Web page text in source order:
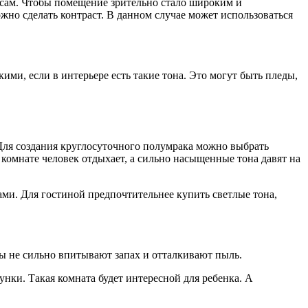
Чтобы помещение зрительно стало широким и
сделать контраст. В данном случае может использоваться
если в интерьере есть такие тона. Это могут быть пледы,
создания круглосуточного полумрака можно выбрать
человек отдыхает, а сильно насыщенные тона давят на
Для гостиной предпочтительнее купить светлые тона,
сильно впитывают запах и отталкивают пыль.
Такая комната будет интересной для ребенка. А